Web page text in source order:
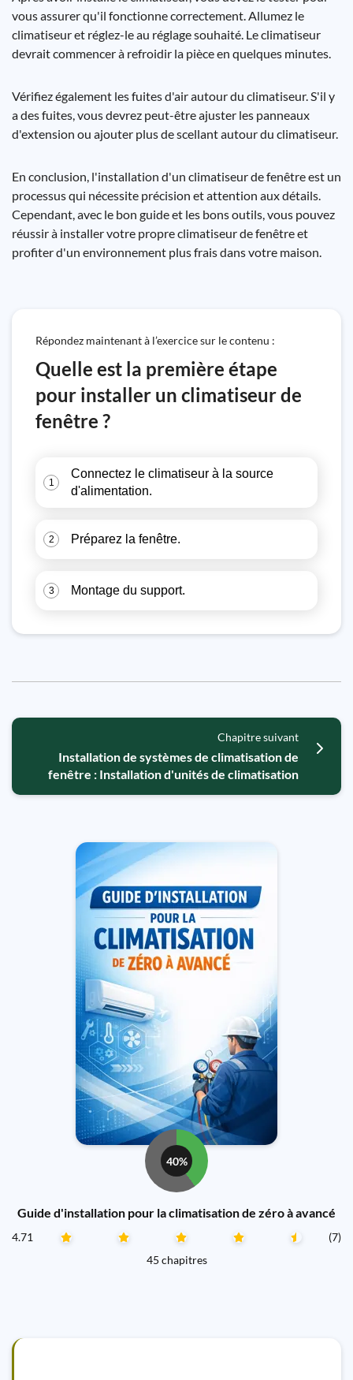
vous assurer qu'il fonctionne correctement. Allumez le
climatiseur et réglez-le au réglage souhaité. Le climatiseur
devrait commencer à refroidir la pièce en quelques minutes.
Vérifiez également les fuites d'air autour du climatiseur. S'il y
a des fuites, vous devrez peut-être ajuster les panneaux
d'extension ou ajouter plus de scellant autour du climatiseur.
En conclusion, l'installation d'un climatiseur de fenêtre est un
processus qui nécessite précision et attention aux détails.
Cependant, avec le bon guide et les bons outils, vous pouvez
réussir à installer votre propre climatiseur de fenêtre et
profiter d'un environnement plus frais dans votre maison.
Répondez maintenant à l’exercice sur le contenu :
Quelle est la première étape
pour installer un climatiseur de
fenêtre ?
1
Connectez le climatiseur à la source
d'alimentation.
2 Préparez la fenêtre.
3 Montage du support.
Chapitre suivant
Installation de systèmes de climatisation de
fenêtre : Installation d'unités de climatisation
40%
Guide d'installation pour la climatisation de zéro à avancé
4.71
(7)
45 chapitres